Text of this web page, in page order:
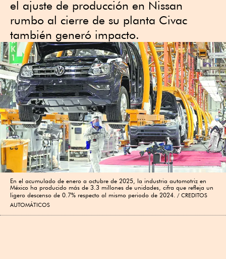
el ajuste de producción en Nissan
rumbo al cierre de su planta Civac
también generó impacto.
En el acumulado de enero a octubre de 2025, la industria automotriz en
México ha producido más de 3.3 millones de unidades, cifra que refleja un
ligero descenso de 0.7% respecto al mismo periodo de 2024.
CREDITOS
AUTOMÁTICOS